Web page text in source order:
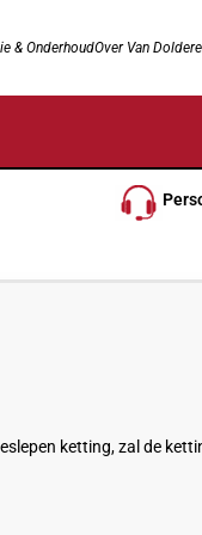
& OnderhoudOver Van
ketting, zal de